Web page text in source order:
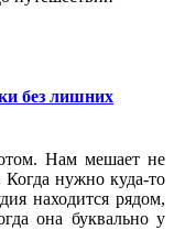
без лишних
Нам мешает не
Когда нужно куда-то
находится рядом,
она буквально у